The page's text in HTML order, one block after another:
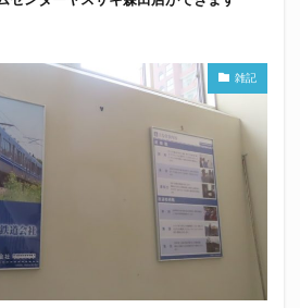
雑記